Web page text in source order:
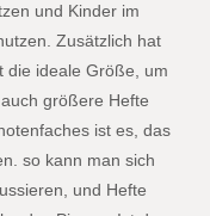
und Kinder im
Zusätzlich hat
die ideale Größe, um
größere Hefte
ist es, das
so kann man sich
und Hefte